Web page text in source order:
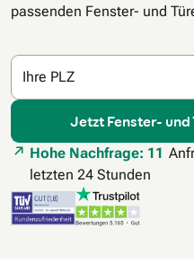
passenden Fenster- und
Ihre PLZ
Jetzt Fenster-
Hohe Nachfrage: 11
letzten 24 Stunden